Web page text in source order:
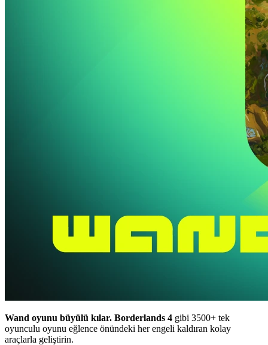
Wand oyunu büyülü kılar. Borderlands 4 gibi 3500+ tek
oyunculu oyunu eğlence önündeki her engeli kaldıran kolay
araçlarla geliştirin.